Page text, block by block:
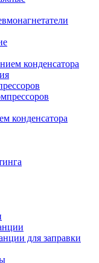
конденсатора
конденсатора
для заправки